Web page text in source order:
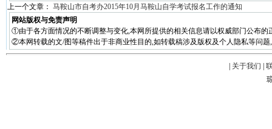
上一个文章： 马鞍山市自考办2015年10月马鞍山自学考试报名工作的通知
网站版权与免责声明
①由于各方面情况的不断调整与变化,本网所提供的相关信息请以权威部门公布的
②本网转载的文/图等稿件出于非商业性目的,如转载稿涉及版权及个人隐私等问题
关于我们